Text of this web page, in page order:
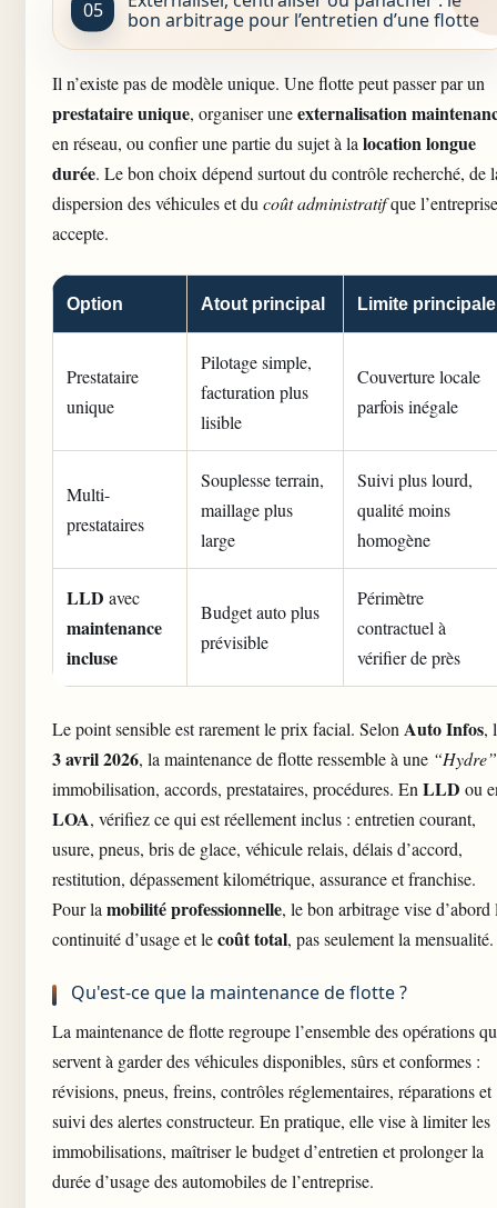
bon arbitrage pour l’entretien d’une flotte
Il n’existe pas de modèle unique. Une flotte peut passer par un
prestataire unique, organiser uneexternalisation
en réseau, ou confier une partie du sujet à la location longue
durée. Le bon choix dépend surtout du contrôle recherché, de
dispersion des véhicules et du coût administratifque l’entreprise
accepte.
Option Atout principal Limite principale
Prestataire
unique
Pilotage simple,
facturation plus
lisible
Couverture locale
parfois inégale
Multi-
prestataires
Souplesse terrain,
maillage plus
large
Suivi plus lourd,
qualité moins
homogène
LLD avec
maintenance
incluse
Budget auto plus
prévisible
Périmètre
contractuel à
vérifier de près
Le point sensible est rarement le prix facial. Selon Auto Infos,
3 avril 2026, la maintenance de flotte ressemble à une “Hydre”
immobilisation, accords, prestataires, procédures. En LLD ou
LOA, vérifiez ce qui est réellement inclus : entretien courant,
usure, pneus, bris de glace, véhicule relais, délais d’accord,
restitution, dépassement kilométrique, assurance et franchise.
Pour la mobilité professionnelle, le bon arbitrage vise d’abord
continuité d’usage et lecoût total, pas seulement la mensualité.
Qu'est-ce que la maintenance de flotte ?
La maintenance de flotte regroupe l’ensemble des opérations
servent à garder des véhicules disponibles, sûrs et conformes :
révisions, pneus, freins, contrôles réglementaires, réparations et
suivi des alertes constructeur. En pratique, elle vise à limiter les
immobilisations, maîtriser le budget d’entretien et prolonger la
durée d’usage des automobiles de l’entreprise.